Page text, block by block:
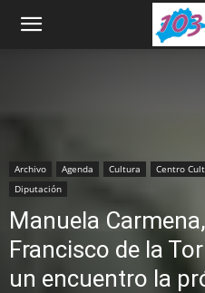
Archivo Agenda Cultura Centro
Diputación
Manuela
Francisco de la
un encuentro la